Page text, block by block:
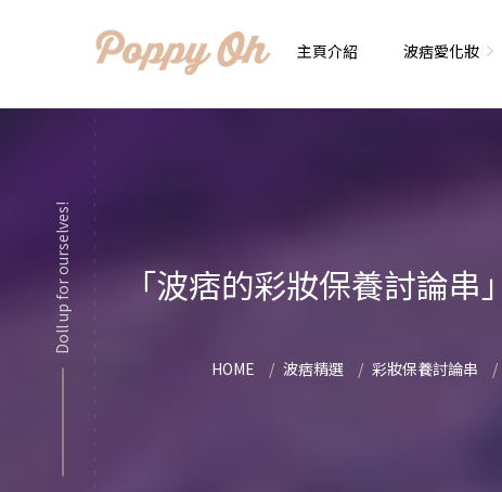
主頁介紹 波痞愛化妝
新手必看基礎化妝分解
時
顯瘦
指甲
Doll up for ourselves! 「波痞的彩妝保養討論
HOME 波痞精選 彩妝保養討論串